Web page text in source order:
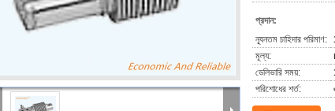
প্রদান:
ন্যূনতম চাহিদার পরিমাণ:
মূল্য:
ডেলিভারি সময়:
পরিশোধের শর্ত: